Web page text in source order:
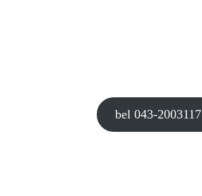
bel 043-2003117